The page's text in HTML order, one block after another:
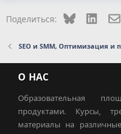
Поделиться: Bluesky
SEO и SMM, Оптимизация и
О НАС
Образовательная
продуктами. Курсы,
материалы на